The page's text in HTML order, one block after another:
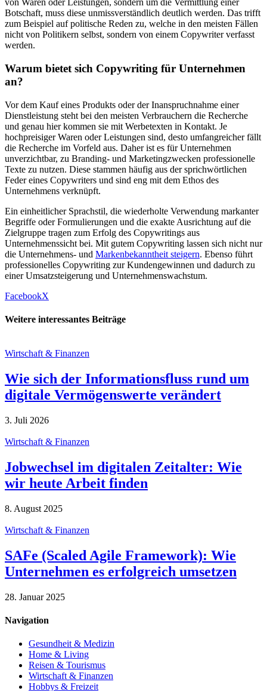
von Waren oder Leistungen, sondern um die Vermittlung einer
Botschaft, muss diese unmissverständlich deutlich werden. Das trifft
zum Beispiel auf politische Reden zu, welche in den meisten Fällen
nicht von Politikern selbst, sondern von einem Copywriter verfasst
werden.
Warum bietet sich Copywriting für Unternehmen
an?
Vor dem Kauf eines Produkts oder der Inanspruchnahme einer
Dienstleistung steht bei den meisten Verbrauchern die Recherche
und genau hier kommen sie mit Werbetexten in Kontakt. Je
hochpreisiger Waren oder Leistungen sind, desto umfangreicher fällt
die Recherche im Vorfeld aus. Daher ist es für Unternehmen
unverzichtbar, zu Branding- und Marketingzwecken professionelle
Texte zu nutzen. Diese stammen häufig aus der sprichwörtlichen
Feder eines Copywriters und sind eng mit dem Ethos des
Unternehmens verknüpft.
Ein einheitlicher Sprachstil, die wiederholte Verwendung markanter
Begriffe oder Formulierungen und die exakte Ausrichtung auf die
Zielgruppe tragen zum Erfolg des Copywritings aus
Unternehmenssicht bei. Mit gutem Copywriting lassen sich nicht nur
die Unternehmens- und Markenbekanntheit steigern. Ebenso führt
professionelles Copywriting zur Kundengewinnen und dadurch zu
einer Umsatzsteigerung und Unternehmenswachstum.
FacebookX
Weitere interessantes Beiträge
Wirtschaft & Finanzen
Wie sich der Informationsfluss rund um
digitale Vermögenswerte verändert
3. Juli 2026
Wirtschaft & Finanzen
Jobwechsel im digitalen Zeitalter: Wie
wir heute Arbeit finden
8. August 2025
Wirtschaft & Finanzen
SAFe (Scaled Agile Framework): Wie
Unternehmen es erfolgreich umsetzen
28. Januar 2025
Navigation
Gesundheit & Medizin
Home & Living
Reisen & Tourismus
Wirtschaft & Finanzen
Hobbys & Freizeit